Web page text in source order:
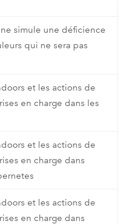
simule une déficience
qui ne sera pas
et les actions de
en charge dans les
et les actions de
en charge dans
et les actions de
en charge dans